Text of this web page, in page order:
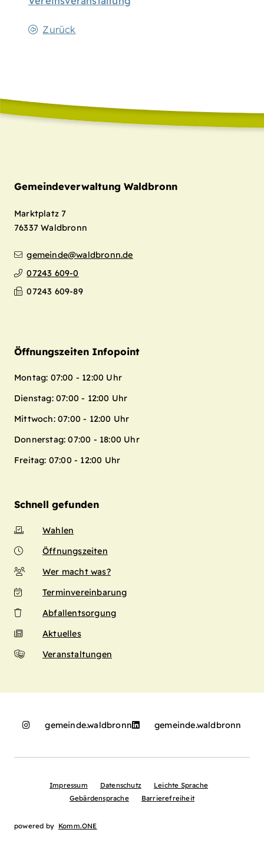
Zurück
Gemeindeverwaltung Waldbronn
Marktplatz 7
76337 Waldbronn
gemeinde@waldbronn.de
07243 609-0
07243 609-89
Öffnungszeiten Infopoint
Montag: 07:00 - 12:00 Uhr
Dienstag: 07:00 - 12:00 Uhr
Mittwoch: 07:00 - 12:00 Uhr
Donnerstag: 07:00 - 18:00 Uhr
Freitag: 07:00 - 12:00 Uhr
Schnell gefunden
Wahlen
Öffnungszeiten
Wer macht was?
Terminvereinbarung
Abfallentsorgung
Aktuelles
Veranstaltungen
gemeinde.waldbronn gemeinde.waldbronn
Impressum Datenschutz
Leichte Sprache
Gebärdensprache
Barrierefreiheit
powered by Komm.ONE